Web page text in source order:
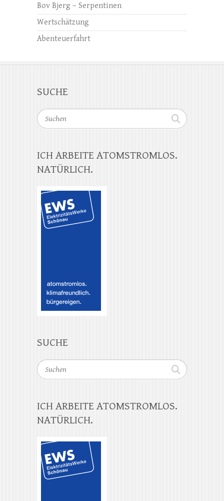
Bov Bjerg – Serpentinen
Wertschätzung
Abenteuerfahrt
SUCHE
Suchen
ICH ARBEITE ATOMSTROMLOS.
NATÜRLICH.
SUCHE
Suchen
ICH ARBEITE ATOMSTROMLOS.
NATÜRLICH.